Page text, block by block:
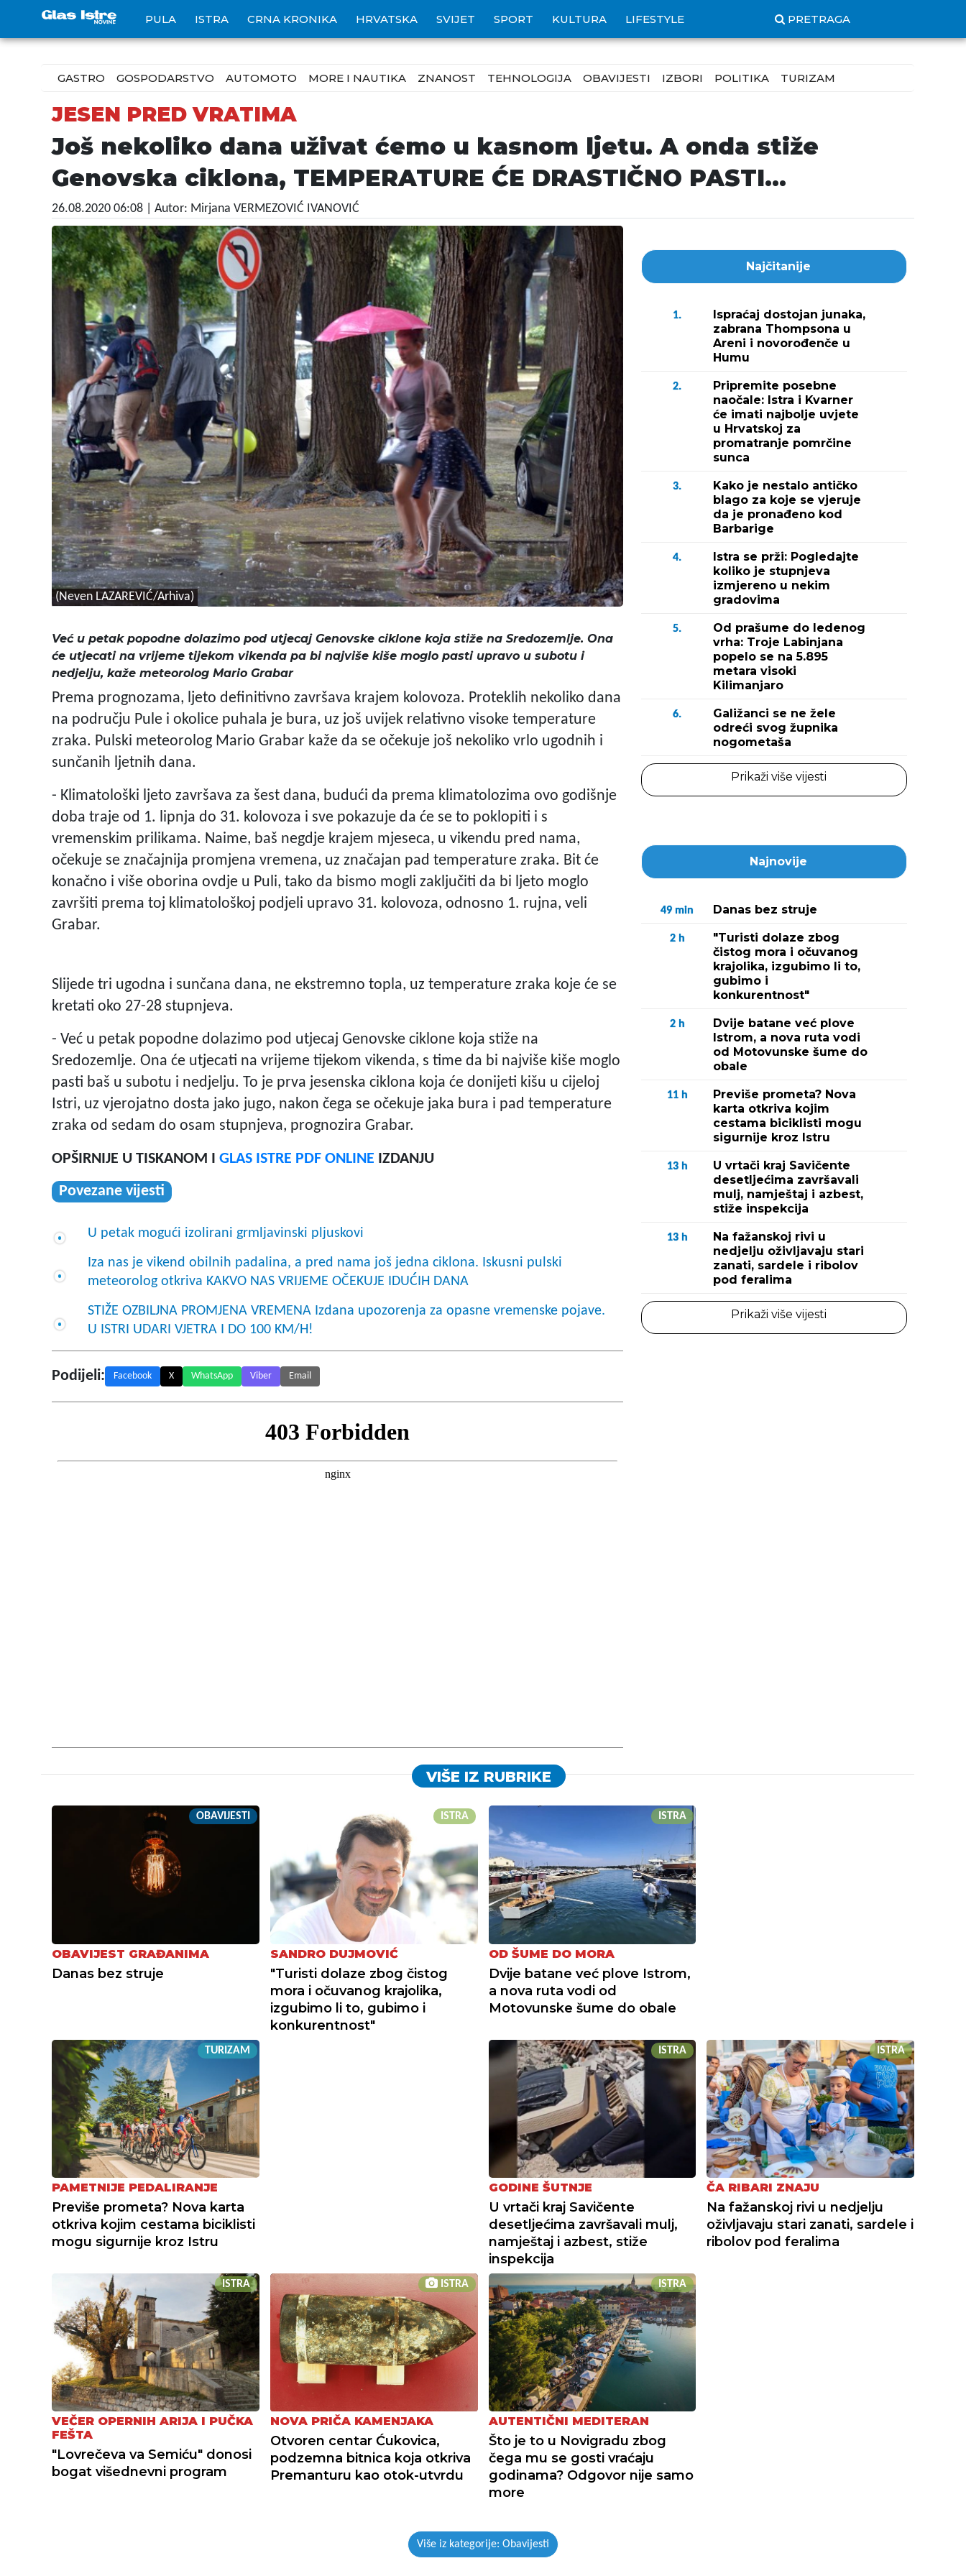
PULA ISTRA CRNA KRONIKA HRVATSKA SVIJET SPORT KULTURA LIFESTYLE PRETRAGA
GASTRO GOSPODARSTVO AUTOMOTO MORE I NAUTIKA ZNANOST TEHNOLOGIJA OBAVIJESTI IZBORI POLITIKA TURIZAM
JESEN PRED VRATIMA
Još nekoliko dana uživat ćemo u kasnom ljetu. A onda stiže
Genovska ciklona, TEMPERATURE ĆE DRASTIČNO PASTI…
26.08.2020 06:08 | Autor: Mirjana VERMEZOVIĆ IVANOVIĆ
(Neven LAZAREVIĆ/Arhiva)
Već u petak popodne dolazimo pod utjecaj Genovske ciklone koja stiže na Sredozemlje. Ona
će utjecati na vrijeme tijekom vikenda pa bi najviše kiše moglo pasti upravo u subotu i
nedjelju, kaže meteorolog Mario Grabar
Prema prognozama, ljeto definitivno završava krajem kolovoza. Proteklih nekoliko dana
na području Pule i okolice puhala je bura, uz još uvijek relativno visoke temperature
zraka. Pulski meteorolog Mario Grabar kaže da se očekuje još nekoliko vrlo ugodnih i
sunčanih ljetnih dana.
- Klimatološki ljeto završava za šest dana, budući da prema klimatolozima ovo godišnje
doba traje od 1. lipnja do 31. kolovoza i sve pokazuje da će se to poklopiti i s
vremenskim prilikama. Naime, baš negdje krajem mjeseca, u vikendu pred nama,
očekuje se značajnija promjena vremena, uz značajan pad temperature zraka. Bit će
konačno i više oborina ovdje u Puli, tako da bismo mogli zaključiti da bi ljeto moglo
završiti prema toj klimatološkoj podjeli upravo 31. kolovoza, odnosno 1. rujna, veli
Grabar.
Slijede tri ugodna i sunčana dana, ne ekstremno topla, uz temperature zraka koje će se
kretati oko 27-28 stupnjeva.
- Već u petak popodne dolazimo pod utjecaj Genovske ciklone koja stiže na
Sredozemlje. Ona će utjecati na vrijeme tijekom vikenda, s time da bi najviše kiše moglo
pasti baš u subotu i nedjelju. To je prva jesenska ciklona koja će donijeti kišu u cijeloj
Istri, uz vjerojatno dosta jako jugo, nakon čega se očekuje jaka bura i pad temperature
zraka od sedam do osam stupnjeva, prognozira Grabar.
OPŠIRNIJE U TISKANOM I GLAS ISTRE PDF ONLINE IZDANJU
Povezane vijesti
U petak mogući izolirani grmljavinski pljuskovi
Iza nas je vikend obilnih padalina, a pred nama još jedna ciklona. Iskusni pulski
meteorolog otkriva KAKVO NAS VRIJEME OČEKUJE IDUĆIH DANA
STIŽE OZBILJNA PROMJENA VREMENA Izdana upozorenja za opasne vremenske pojave.
U ISTRI UDARI VJETRA I DO 100 KM/H!
Podijeli: Facebook X WhatsApp Viber Email
Najčitanije
1.
Ispraćaj dostojan junaka,
zabrana Thompsona u
Areni i novorođenče u
Humu
2.
Pripremite posebne
naočale: Istra i Kvarner
će imati najbolje uvjete
u Hrvatskoj za
promatranje pomrčine
sunca
3.
Kako je nestalo antičko
blago za koje se vjeruje
da je pronađeno kod
Barbarige
4.
Istra se prži: Pogledajte
koliko je stupnjeva
izmjereno u nekim
gradovima
5.
Od prašume do ledenog
vrha: Troje Labinjana
popelo se na 5.895
metara visoki
Kilimanjaro
6.
Galižanci se ne žele
odreći svog župnika
nogometaša
Prikaži više vijesti
Najnovije
49 min Danas bez struje
2 h
"Turisti dolaze zbog
čistog mora i očuvanog
krajolika, izgubimo li to,
gubimo i
konkurentnost"
2 h
Dvije batane već plove
Istrom, a nova ruta vodi
od Motovunske šume do
obale
11 h
Previše prometa? Nova
karta otkriva kojim
cestama biciklisti mogu
sigurnije kroz Istru
13 h
U vrtači kraj Savičente
desetljećima završavali
mulj, namještaj i azbest,
stiže inspekcija
13 h
Na fažanskoj rivi u
nedjelju oživljavaju stari
zanati, sardele i ribolov
pod feralima
Prikaži više vijesti
VIŠE IZ RUBRIKE
OBAVIJESTI
OBAVIJEST GRAĐANIMA
Danas bez struje
ISTRA
SANDRO DUJMOVIĆ
"Turisti dolaze zbog čistog
mora i očuvanog krajolika,
izgubimo li to, gubimo i
konkurentnost"
ISTRA
OD ŠUME DO MORA
Dvije batane već plove Istrom,
a nova ruta vodi od
Motovunske šume do obale
TURIZAM
PAMETNIJE PEDALIRANJE
Previše prometa? Nova karta
otkriva kojim cestama biciklisti
mogu sigurnije kroz Istru
ISTRA
GODINE ŠUTNJE
U vrtači kraj Savičente
desetljećima završavali mulj,
namještaj i azbest, stiže
inspekcija
ISTRA
ČA RIBARI ZNAJU
Na fažanskoj rivi u nedjelju
oživljavaju stari zanati, sardele i
ribolov pod feralima
ISTRA
VEČER OPERNIH ARIJA I PUČKA
FEŠTA
"Lovrečeva va Semiću" donosi
bogat višednevni program
ISTRA
NOVA PRIČA KAMENJAKA
Otvoren centar Ćukovica,
podzemna bitnica koja otkriva
Premanturu kao otok-utvrdu
ISTRA
AUTENTIČNI MEDITERAN
Što je to u Novigradu zbog
čega mu se gosti vraćaju
godinama? Odgovor nije samo
more
Više iz kategorije: Obavijesti